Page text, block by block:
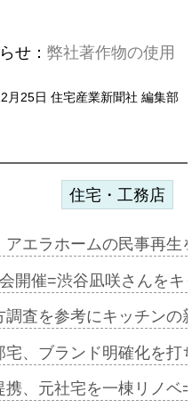
せ： 弊社著作物の使用
月25日 住宅産業新聞社 編集部
住宅・工務店
アエラホームの民事再
開催=渋谷凪咲さんを
調査を参考にキッチン
宅、ブランド明確化を
携、元社宅を一棟リノ